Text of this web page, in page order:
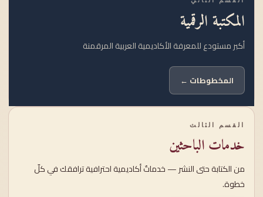
المكتبة الرقمية
أكبر مستودع للمعرفة الأكاديمية العربية المرقمنة
المخطوطات ←
القسم الثالث
خدمات الباحثين
من الكتابة حتى النشر — خدماتٌ أكاديمية احترافية ترافقك في كلّ
خطوة.